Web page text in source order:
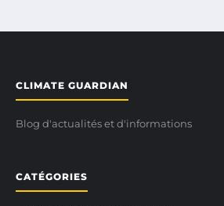
CLIMATE GUARDIAN
Blog d'actualités et d'informations
CATÉGORIES